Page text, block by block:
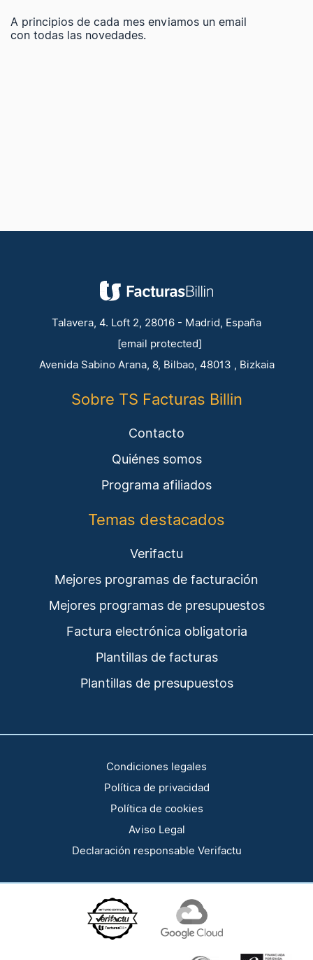
A principios de cada mes enviamos un email
con todas las novedades.
Talavera, 4. Loft 2, 28016 - Madrid, España
[email protected]
Avenida Sabino Arana, 8, Bilbao, 48013 , Bizkaia
Sobre TS Facturas Billin
Contacto
Quiénes somos
Programa afiliados
Temas destacados
Verifactu
Mejores programas de facturación
Mejores programas de presupuestos
Factura electrónica obligatoria
Plantillas de facturas
Plantillas de presupuestos
Condiciones legales
Política de privacidad
Política de cookies
Aviso Legal
Declaración responsable Verifactu